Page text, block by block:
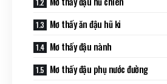
Mơ thấy ăn đậu hũ ki
Mơ thấy đậu nành
Mơ thấy đậu phụ nước đường